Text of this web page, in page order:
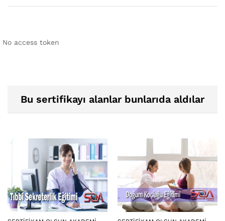
No access token
Bu sertifikayı alanlar bunlarıda aldılar